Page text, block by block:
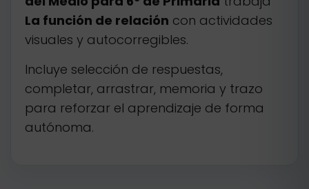
La función de relación con actividades
visuales y autocorregibles.
Incluye selección de respuestas,
completar, arrastrar, memoria y trazo
para reforzar el aprendizaje de forma
autónoma.